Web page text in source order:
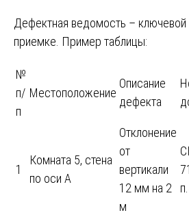
Дефектная ведомость – ключевой
приемке. Пример таблицы:
№
п/
п
Местоположение
Описание
дефекта
1
Комната 5, стена
по оси А
Отклонение
от
вертикали
12 мм на 2
м